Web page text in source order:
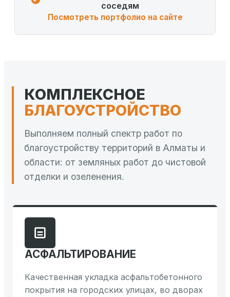
соседям
Посмотреть портфолио на сайте
КОМПЛЕКСНОЕ
БЛАГОУСТРОЙСТВО
Выполняем полный спектр работ по
благоустройству территорий в Алматы и
области: от земляных работ до чистовой
отделки и озеленения.
АСФАЛЬТИРОВАНИЕ
Качественная укладка асфальтобетонного
покрытия на городских улицах, во дворах